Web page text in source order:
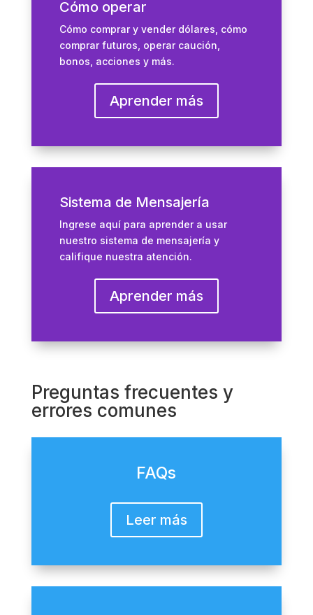
Cómo operar
Cómo comprar y vender dólares, cómo
comprar futuros, operar caución,
bonos, acciones y más.
Aprender más
Sistema de Mensajería
Ingrese aquí para aprender a usar
nuestro sistema de mensajería y
califique nuestra atención.
Aprender más
Preguntas frecuentes y
errores comunes
FAQs
Leer más